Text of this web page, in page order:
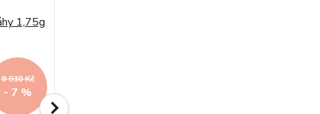
8 930 Kč
- 7 %